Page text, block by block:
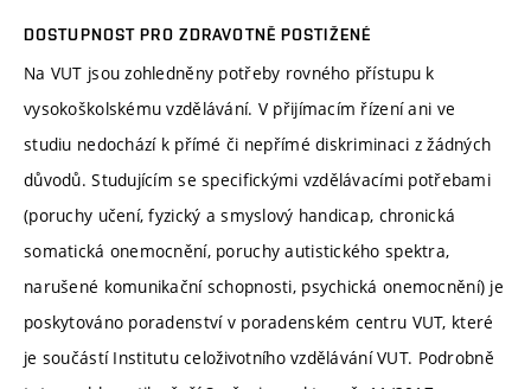
DOSTUPNOST PRO ZDRAVOTNĚ POSTIŽENÉ
Na VUT jsou zohledněny potřeby rovného přístupu k
vysokoškolskému vzdělávání. V přijímacím řízení ani ve
studiu nedochází k přímé či nepřímé diskriminaci z žádných
důvodů. Studujícím se specifickými vzdělávacími potřebami
(poruchy učení, fyzický a smyslový handicap, chronická
somatická onemocnění, poruchy autistického spektra,
narušené komunikační schopnosti, psychická onemocnění) je
poskytováno poradenství v poradenském centru VUT, které
je součástí Institutu celoživotního vzdělávání VUT. Podrobně